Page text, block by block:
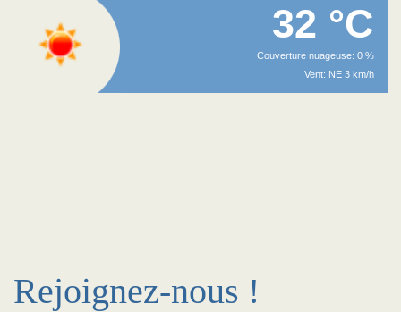
32 °C
Couverture nuageuse: 0 %
Vent: NE 3 km/h
Rejoignez-nous !